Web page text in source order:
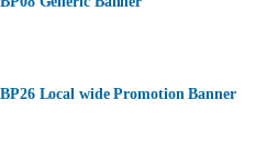
BP26 Local wide Promotion Banner